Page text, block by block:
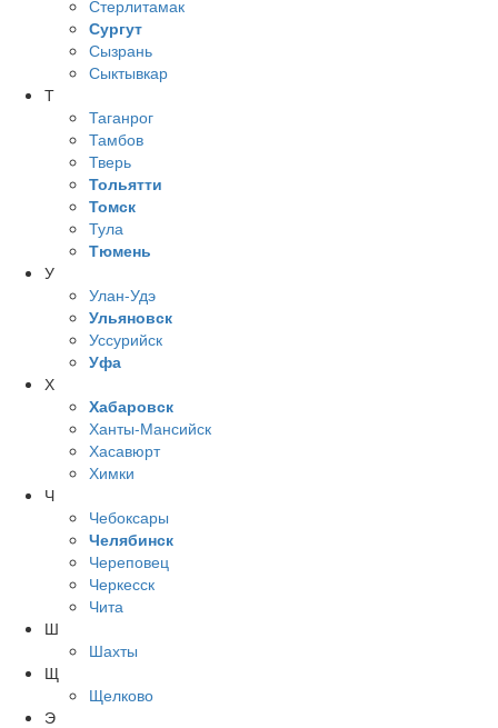
Стерлитамак
Сургут
Сызрань
Сыктывкар
Т
Таганрог
Тамбов
Тверь
Тольятти
Томск
Тула
Тюмень
У
Улан-Удэ
Ульяновск
Уссурийск
Уфа
Х
Хабаровск
Ханты-Мансийск
Хасавюрт
Химки
Ч
Чебоксары
Челябинск
Череповец
Черкесск
Чита
Ш
Шахты
Щ
Щелково
Э